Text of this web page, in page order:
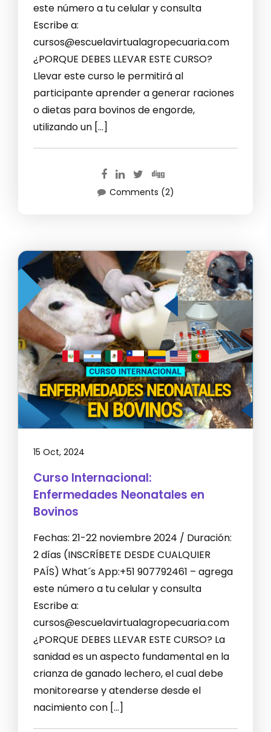
este número a tu celular y consulta
Escribe a:
cursos@escuelavirtualagropecuaria.com
¿PORQUE DEBES LLEVAR ESTE CURSO?
Llevar este curso le permitirá al
participante aprender a generar raciones
o dietas para bovinos de engorde,
utilizando un […]
Comments (2)
15 Oct, 2024
Curso Internacional:
Enfermedades Neonatales en
Bovinos
Fechas: 21-22 noviembre 2024 / Duración:
2 días (INSCRÍBETE DESDE CUALQUIER
PAÍS) What´s App:+51 907792461 – agrega
este número a tu celular y consulta
Escribe a:
cursos@escuelavirtualagropecuaria.com
¿PORQUE DEBES LLEVAR ESTE CURSO? La
sanidad es un aspecto fundamental en la
crianza de ganado lechero, el cual debe
monitorearse y atenderse desde el
nacimiento con […]